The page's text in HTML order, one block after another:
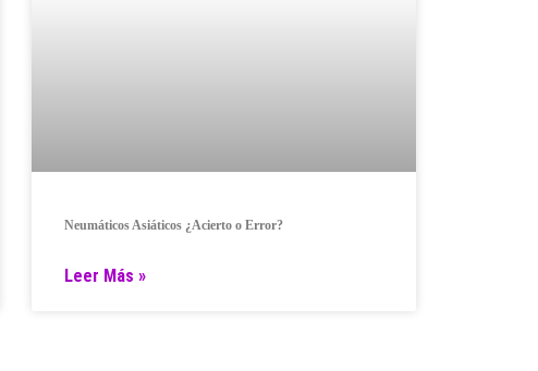
Neumáticos Asiáticos ¿Acierto o Error?
Leer Más »